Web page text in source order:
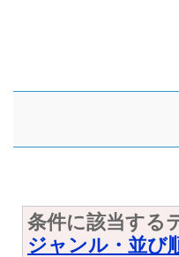
条件に該当する
ジャンル・並び